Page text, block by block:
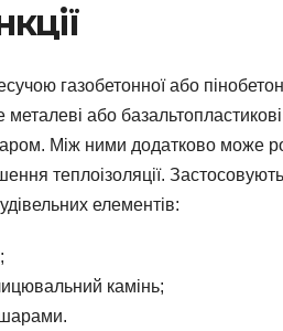
газобетонної або
металеві або
Між ними додатково може
теплоізоляції. Застосовують
елементів:
камінь;